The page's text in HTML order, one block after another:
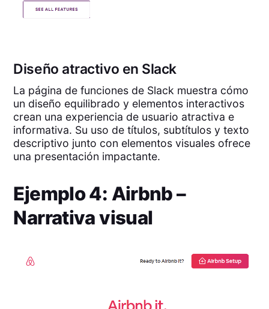
Diseño atractivo en Slack
La página de funciones de Slack muestra cómo
un diseño equilibrado y elementos interactivos
crean una experiencia de usuario atractiva e
informativa. Su uso de títulos, subtítulos y texto
descriptivo junto con elementos visuales ofrece
una presentación impactante.
Ejemplo 4: Airbnb –
Narrativa visual